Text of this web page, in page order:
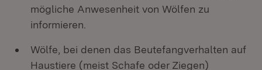
mögliche Anwesenheit von Wölfen zu
informieren.
Wölfe, bei denen das Beutefangverhalten auf
Haustiere (meist Schafe oder Ziegen)